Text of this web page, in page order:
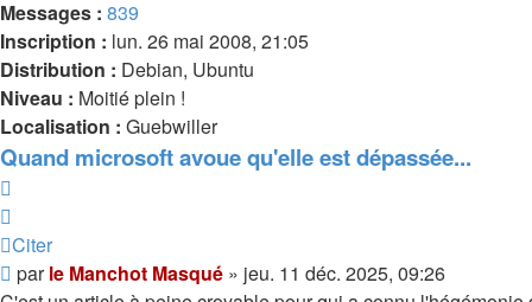
Messages : 839
Inscription : lun. 26 mai 2008, 21:05
Distribution : Debian, Ubuntu
Niveau : Moitié plein !
Localisation : Guebwiller
Quand microsoft avoue qu'elle est dépassée...
Citer
Message
parle Manchot Masqué » jeu. 11 déc. 2025, 09:26